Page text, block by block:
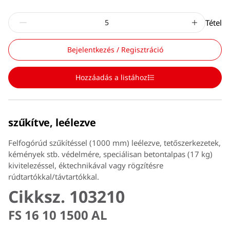
Tétel
Bejelentkezés / Regisztráció
Hozzáadás a listához
szűkítve, leélezve
Felfogórúd szűkítéssel (1000 mm) leélezve, tetőszerkezetek,
kémények stb. védelmére, speciálisan betontalpas (17 kg)
kivitelezéssel, éktechnikával vagy rögzítésre
rúdtartókkal/távtartókkal.
Cikksz. 103210
FS 16 10 1500 AL